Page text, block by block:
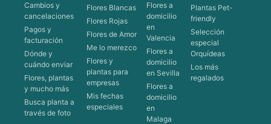
Cambios y
cancelaciones
Pagos y
facturación
Dónde y
cuándo enviar
Flores, plantas
y mucho más
Busca planta a
través de foto
Flores Blancas
Flores Rojas
Flores de Amor
Me lo merezco
Flores y
plantas para
empresas
Mis fechas
especiales
Flores a
domicilio
en
Valencia
Flores a
domicilio
en Sevilla
Flores a
domicilio
en
Malaga
Plantas Pet-
friendly
Selección
especial
Orquídeas
Los más
regalados